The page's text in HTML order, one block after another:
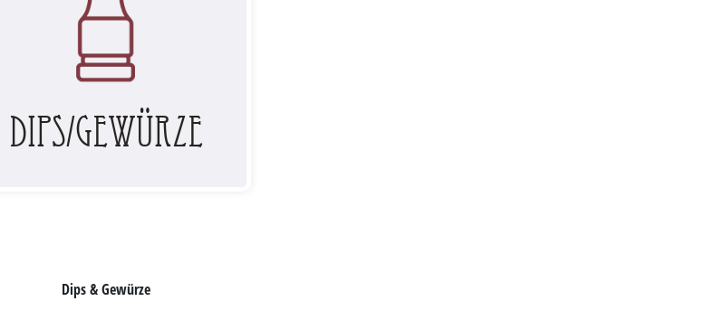
Dips/Gewürze
Dips & Gewürze